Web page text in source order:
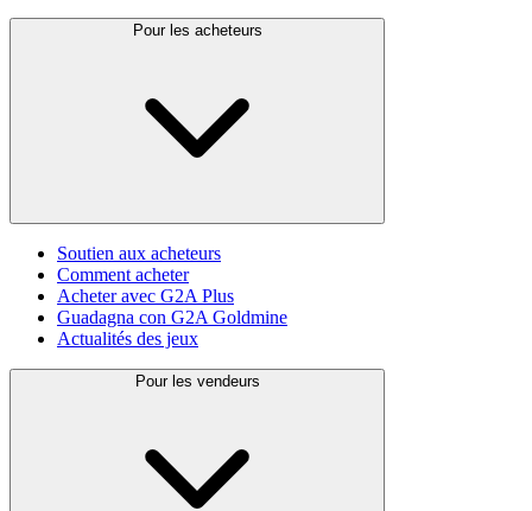
Pour les acheteurs
Soutien aux acheteurs
Comment acheter
Acheter avec G2A Plus
Guadagna con G2A Goldmine
Actualités des jeux
Pour les vendeurs